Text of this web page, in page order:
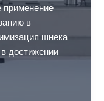
применение
в
шнека
достижении